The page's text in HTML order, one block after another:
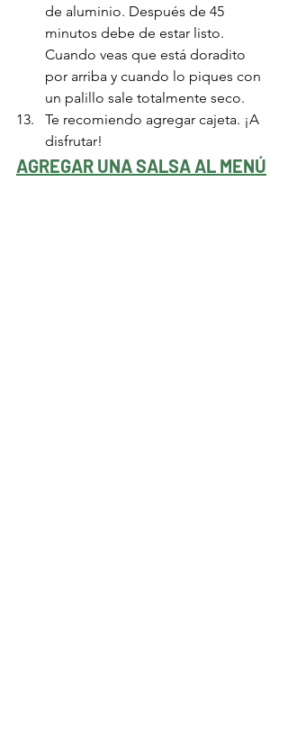
de aluminio. Después de 45
minutos debe de estar listo.
Cuando veas que está doradito
por arriba y cuando lo piques con
un palillo sale totalmente seco.
Te recomiendo agregar cajeta. ¡A
disfrutar!
AGREGAR UNA SALSA AL MENÚ